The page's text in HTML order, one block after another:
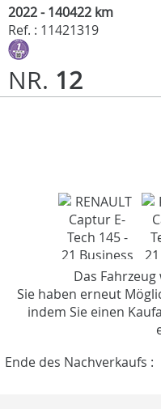
2022 - 140422 km
Ref. : 11421319
NR. 12
Das
Sie haben erneut
indem Sie einen
Ende des Nachverkaufs :